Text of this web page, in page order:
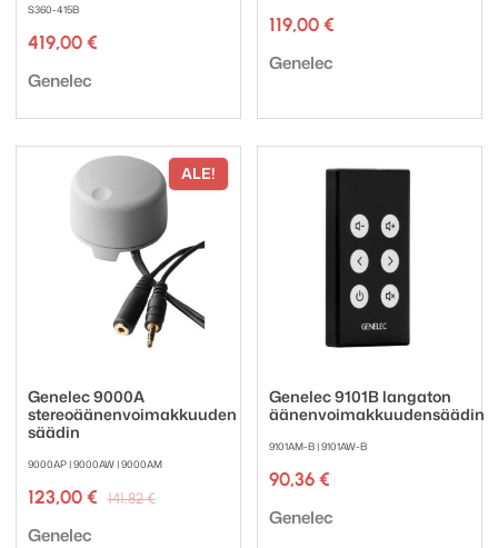
S360-415B
419,00 €
Tuotemerkki:
Genelec
119,00 €
Tuotemerkki:
Genelec
ALE!
Genelec 9000A
stereoäänenvoimakkuuden
säädin
9000AP | 9000AW | 9000AM
141,82€Alkuperäinen
123,00 €
Nykyinen
Tuotemerkki:
Genelec
Genelec 9101B langaton
äänenvoimakkuudensäädin
9101AM-B | 9101AW-B
90,36 €
Tuotemerkki:
Genelec